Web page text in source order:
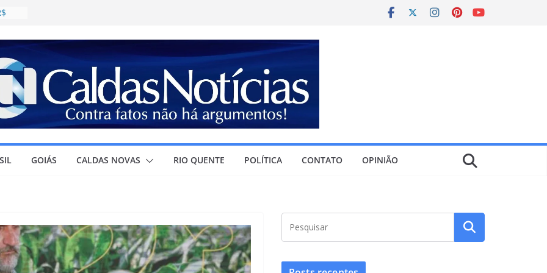
GOIÁS CALDAS NOVAS RIO QUENTE POLÍTICA CONTATO OPINIÃO